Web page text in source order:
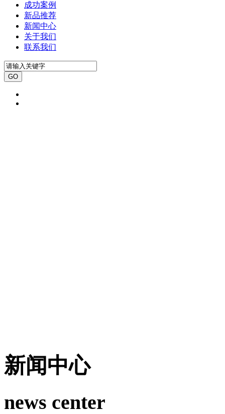
成功案例
新品推荐
新闻中心
关于我们
联系我们
新闻中心
news center